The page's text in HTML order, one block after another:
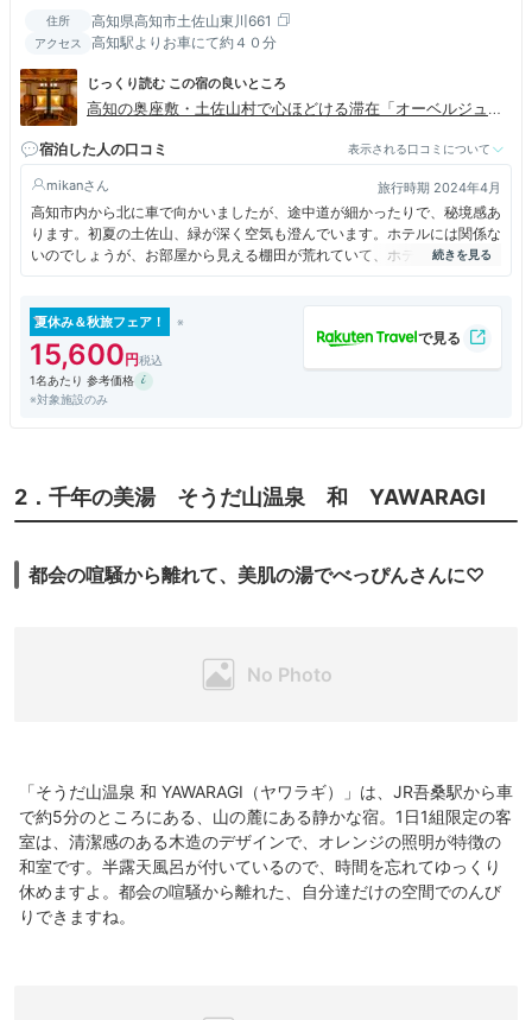
住所 高知県高知市土佐山東川661
アクセス 高知駅よりお車にて約４０分
じっくり読む この宿の良いところ
高知の奥座敷・土佐山村で心ほどける滞在「オーベルジュ土
宿泊した人の口コミ 表示される口コミについて
mikan 旅行時期 2024年4月
高知市内から北に車で向かいましたが、途中道が細かったりで、秘境感あ
ります。初夏の土佐山、緑が深く空気も澄んでいます。ホテルには関係な
いのでしょうが、お部屋から見える棚田が荒れていて、ホテル自体は非日
常を感じますが、過疎化の実情が目に入り現実に戻る気がしました。
で居心地よく過ごしました。テレビはありませんがwifiは繋がるのが意外
でした。ロビーだけ繋がるくらいだと非日常感が増すような?結局、そう
言う訳にもいかないのが現代人の哀しさですが。
お食事は、オーベルジュとのことで、勝手に洋食と思いましたが、お箸が
用意され、和洋折衷でした。地元産の食材が使われていて、ほぼ和食で豪
若い方はジューシーなお肉が好みなのでしょうか。
お風呂は、大風呂があって、普通にくつろげました。日帰りの方もいらっ
夏休み＆秋旅フェア！
15,600
1名あたり 参考価格
※対象施設のみ
2．千年の美湯 そうだ山温泉 和 YAWARAGI
都会の喧騒から離れて、美肌の湯でべっぴんさんに♡
「そうだ山温泉 和 YAWARAGI（ヤワラギ）」は、JR吾桑駅から車
で約5分のところにある、山の麓にある静かな宿。1日1組限定の客
室は、清潔感のある木造のデザインで、オレンジの照明が特徴の
和室です。半露天風呂が付いているので、時間を忘れてゆっくり
休めますよ。都会の喧騒から離れた、自分達だけの空間でのんび
りできますね。